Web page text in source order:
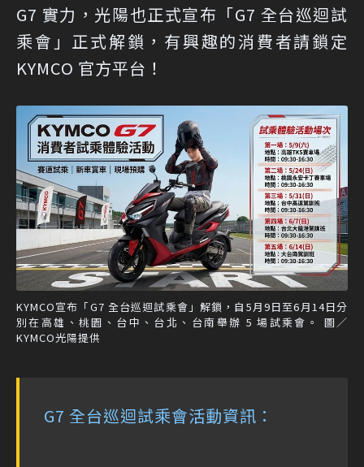
G7 實力，光陽也正式宣布「G7 全台巡迴試
乘會」正式解鎖，有興趣的消費者請鎖定
KYMCO 官方平台！
KYMCO宣布「G7 全台巡迴試乘會」解鎖，自5月9日至6月14日分
別在高雄、桃園、台中、台北、台南舉辦 5 場試乘會。 圖／
KYMCO光陽提供
G7 全台巡迴試乘會活動資訊：